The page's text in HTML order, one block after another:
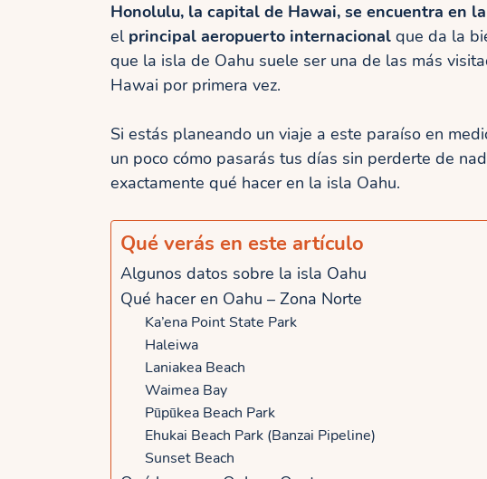
Honolulu, la capital de Hawai, se encuentra en
el principal aeropuerto internacional que da la
que la isla de Oahu suele ser una de las más
Hawai por primera vez.
Si estás planeando un viaje a este paraíso en
un poco cómo pasarás tus días sin perderte de
exactamente qué hacer en la isla Oahu.
Qué verás en este artículo
Algunos datos sobre la isla Oahu
Qué hacer en Oahu – Zona Norte
Ka’ena Point State Park
Haleiwa
Laniakea Beach
Waimea Bay
Pūpūkea Beach Park
Ehukai Beach Park (Banzai Pipeline)
Sunset Beach